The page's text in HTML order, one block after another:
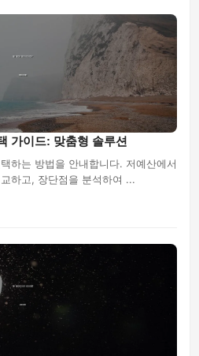
가이드: 맞춤형 솔루션
하는 방법을 안내합니다. 저예산에서
하고, 장단점을 분석하여 ...